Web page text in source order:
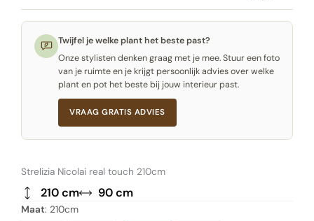
Twijfel je welke plant het beste past?
Onze stylisten denken graag met je mee. Stuur een foto
van je ruimte en je krijgt persoonlijk advies over welke
plant en pot het beste bij jouw interieur past.
VRAAG GRATIS ADVIES
Strelizia Nicolai real touch 210cm
210 cm 90 cm
Maat: 210cm